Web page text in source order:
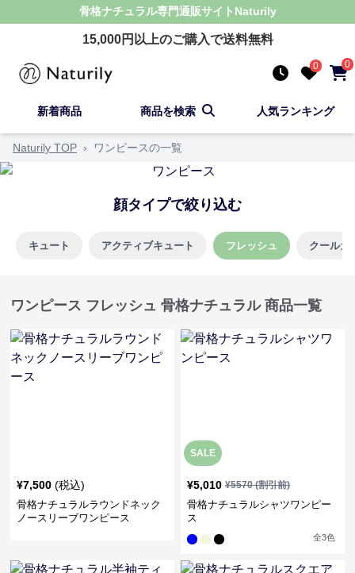
骨格ナチュラル専門通販サイト Naturily
15,000円以上のご購入で送料無料
0 0
新着商品 商品を検索 人気ランキング
Naturily TOP › ワンピースの一覧
顔タイプで絞り込む
キュート アクティブキュート フレッシュ クールカ
ワンピース フレッシュ 骨格ナチュラル 商品一覧
¥7,500 (税込)
骨格ナチュラルラウンドネック
ノースリーブワンピース
SALE
¥5,010 ¥5570(割引前)
骨格ナチュラルシャツワンピー
ス
全3色